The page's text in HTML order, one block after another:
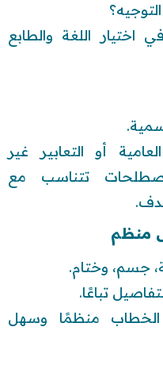
اللغة والطابع
أو التعابير غير
تتناسب مع
منظم
جسم، وختام.
تباعًا.
منظمًا وسهل